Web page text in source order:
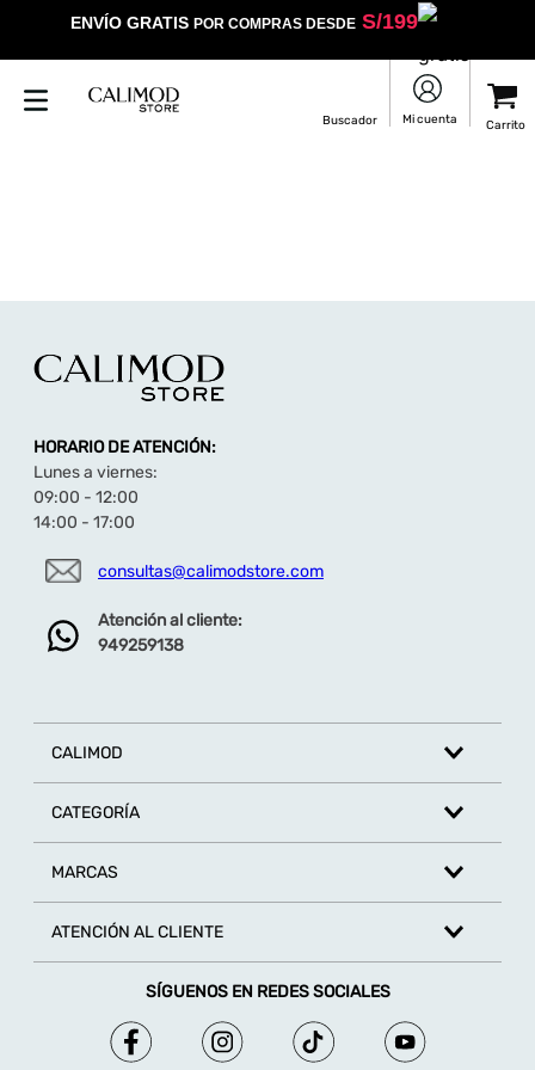
ENVÍO GRATIS POR COMPRAS DESDES/199
HORARIO DE ATENCIÓN:
Lunes a viernes:
09:00 - 12:00
14:00 - 17:00
consultas@calimodstore.com
Atención al cliente:
949259138
CALIMOD
CATEGORÍA
MARCAS
ATENCIÓN AL CLIENTE
SÍGUENOS EN REDES SOCIALES